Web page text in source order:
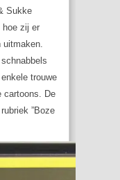
Sukke
hoe zij er
trouwe
cartoons. De
”Boze